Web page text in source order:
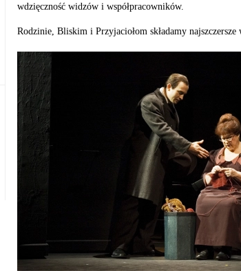
wdzięczność widzów i współpracowników.
Rodzinie, Bliskim i Przyjaciołom składamy